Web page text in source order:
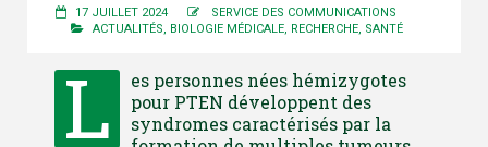
17 JUILLET 2024
SERVICE DES COMMUNICATIONS
ACTUALITÉS, BIOLOGIE MÉDICALE, RECHERCHE, SANTÉ
L
es personnes nées hémizygotes
pour PTEN développent des
syndromes caractérisés par la